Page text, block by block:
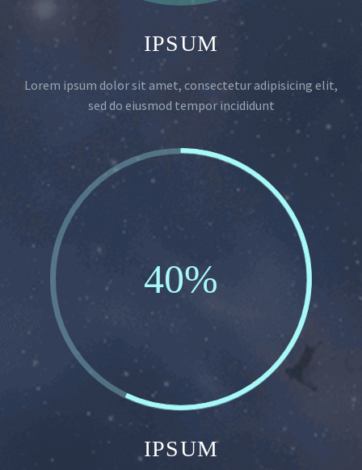
IPSUM
Lorem ipsum dolor sit amet, consectetur adipisicing elit,
sed do eiusmod tempor incididunt
40%
IPSUM